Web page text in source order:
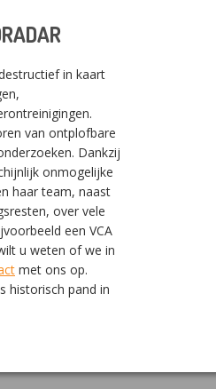
in kaart
van ontplofbare
Dankzij
onmogelijke
haar team, naast
over vele
een VCA
u weten of we in
met ons op.
historisch pand in